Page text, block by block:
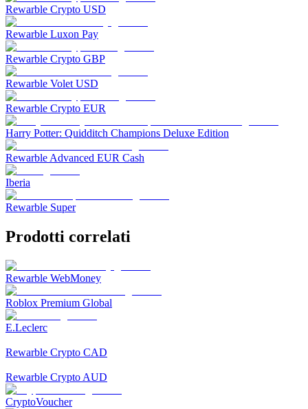
Rewarble Crypto USD
Rewarble Luxon Pay
Rewarble Crypto GBP
Rewarble Volet USD
Rewarble Crypto EUR
Harry Potter: Quidditch Champions Deluxe Edition
Rewarble Advanced EUR Cash
Iberia
Rewarble Super
Prodotti correlati
Rewarble WebMoney
Roblox Premium Global
E.Leclerc
Rewarble Crypto CAD
Rewarble Crypto AUD
CryptoVoucher